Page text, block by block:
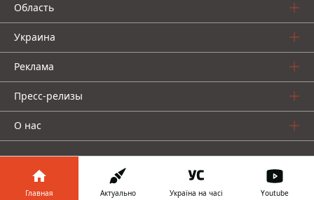
Область
Украина
Реклама
Пресс-релизы
О нас
Главная Актуально Україна на часі Youtube